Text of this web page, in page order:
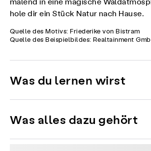
malend in eine magische
hole dir ein Stück Natur nach Hause.
Quelle des Motivs: Friederike von Bistram
Quelle des Beispielbildes: Realtainment
Was du lernen wirst
Was alles dazu gehört